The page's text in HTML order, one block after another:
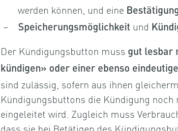
werden können, und eine
Speicherungsmöglichkeit und
Der Kündigungsbutton muss gut lesbar
kündigen» oder einer ebenso
sind zulässig, sofern aus ihnen
Kündigungsbuttons die Kündigung
eingeleitet wird. Zugleich muss
dass sie bei Betätigen des